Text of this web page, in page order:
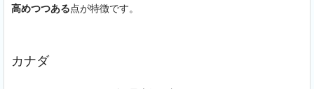
高めつつある点が特徴です。
カナダ